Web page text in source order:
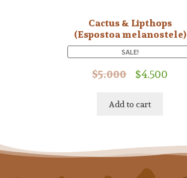
Cactus & Lipthops
(Espostoa melanostele)
SALE!
$5.000 $4.500
Add to cart